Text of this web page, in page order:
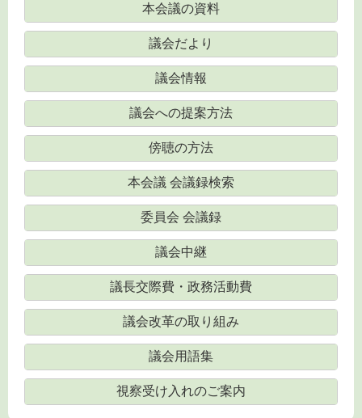
本会議の資料
議会だより
議会情報
議会への提案方法
傍聴の方法
本会議 会議録検索
委員会 会議録
議会中継
議長交際費・政務活動費
議会改革の取り組み
議会用語集
視察受け入れのご案内